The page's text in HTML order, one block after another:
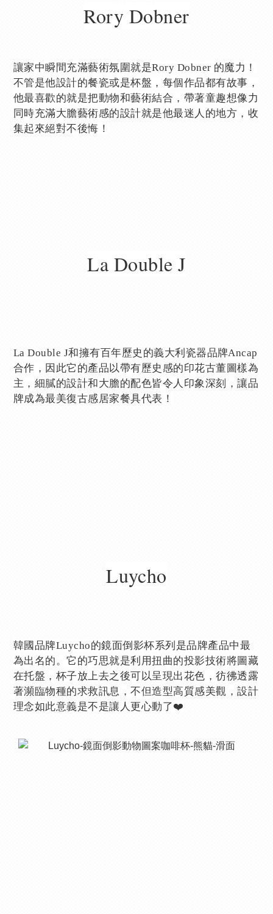
Rory Dobner
讓家中瞬間充滿藝術氛圍就是Rory Dobner 的魔力！
不管是他設計的餐瓷或是杯盤，每個作品都有故事，
他最喜歡的就是把動物和藝術結合，帶著童趣想像力
同時充滿大膽藝術感的設計就是他最迷人的地方，收
集起來絕對不後悔！
La Double J
La Double J和擁有百年歷史的義大利瓷器品牌Ancap
合作，因此它的產品以帶有歷史感的印花古董圖樣為
主，細膩的設計和大膽的配色皆令人印象深刻，讓品
牌成為最美復古感居家餐具代表！
Luycho
韓國品牌Luycho的鏡面倒影杯系列是品牌產品中最
為出名的。它的巧思就是利用扭曲的投影技術將圖藏
在托盤，杯子放上去之後可以呈現出花色，彷彿透露
著瀕臨物種的求救訊息，不但造型高質感美觀，設計
理念如此意義是不是讓人更心動了❤️